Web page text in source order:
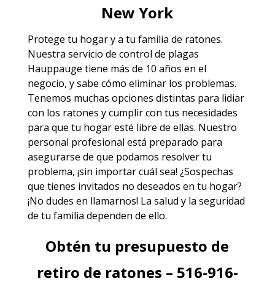
New York
Protege tu hogar y a tu familia de ratones.
Nuestra servicio de control de plagas
Hauppauge tiene más de 10 años en el
negocio, y sabe cómo eliminar los problemas.
Tenemos muchas opciones distintas para lidiar
con los ratones y cumplir con tus necesidades
para que tu hogar esté libre de ellas. Nuestro
personal profesional está preparado para
asegurarse de que podamos resolver tu
problema, ¡sin importar cuál sea! ¿Sospechas
que tienes invitados no deseados en tu hogar?
¡No dudes en llamarnos! La salud y la seguridad
de tu familia dependen de ello.
Obtén tu presupuesto de
retiro de ratones – 516-916-